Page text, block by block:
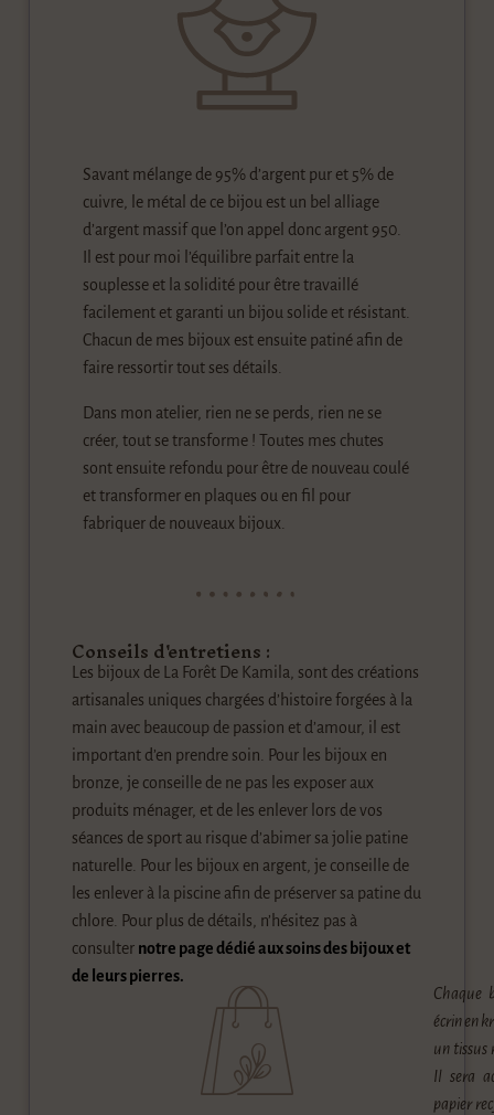
Savant mélange de 95% d’argent pur et 5% de
cuivre, le métal de ce bijou est un bel alliage
d’argent massif que l’on appel donc argent 950.
Il est pour moi l’équilibre parfait entre la
souplesse et la solidité pour être travaillé
facilement et garanti un bijou solide et résistant.
Chacun de mes bijoux est ensuite patiné afin de
faire ressortir tout ses détails.
Dans mon atelier, rien ne se perds, rien ne se
créer, tout se transforme ! Toutes mes chutes
sont ensuite refondu pour être de nouveau coulé
et transformer en plaques ou en fil pour
fabriquer de nouveaux bijoux.
Conseils d'entretiens :
Les bijoux de La Forêt De Kamila, sont des créations
artisanales uniques chargées d’histoire forgées à la
main avec beaucoup de passion et d’amour, il est
important d’en prendre soin. Pour les bijoux en
bronze, je conseille de ne pas les exposer aux
produits ménager, et de les enlever lors de vos
séances de sport au risque d’abimer sa jolie patine
naturelle. Pour les bijoux en argent, je conseille de
les enlever à la piscine afin de préserver sa patine du
chlore. Pour plus de détails, n’hésitez pas à
consulter notre page dédié aux soins des bijoux et
de leurs pierres.
Chaque
écrin en
un tissus
Il sera
papier